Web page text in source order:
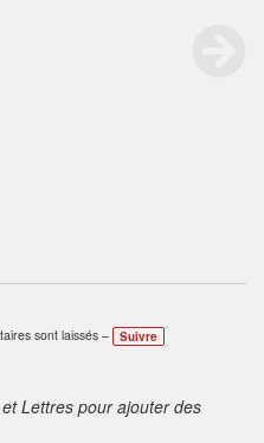
sont laissés –
Suivre
Lettres pour ajouter des